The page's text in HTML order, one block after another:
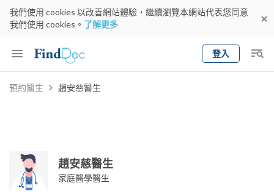
我們使用 cookies 以改善網站體驗，繼續瀏覽本網站代表您同意
我們使用 cookies。 了解更多
登入
Keyword
預約醫生 趙安慈醫生
趙安慈醫生
家庭醫學醫生